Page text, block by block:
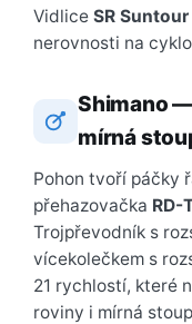
Vidlice SR
nerovnosti na
Shimano
mírná
Pohon tvoří páčky
přehazovačka RD-
Trojpřevodník s
vícekolečkem s
21 rychlostí, které
roviny i mírná